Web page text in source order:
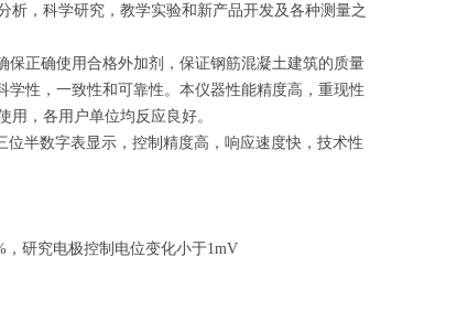
析，科学研究，教学实验和新产品开发及各种测量之
正确使用合格外加剂，保证钢筋混凝土建筑的质量
学性，一致性和可靠性。本仪器性能精度高，重现性
，各用户单位均反应良好。
半数字表显示，控制精度高，响应速度快，技术性
，研究电极控制电位变化小于1mV